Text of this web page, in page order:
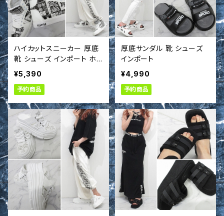
ハイカットスニーカー 厚底
靴 シューズ インポート ホワ
イト
¥5,390
予約商品
厚底サンダル 靴 シューズ
インポート
¥4,990
予約商品